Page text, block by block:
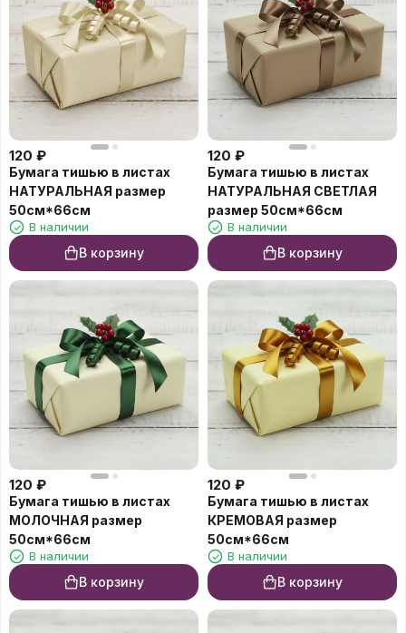
120 ₽
Бумага тишью в листах
НАТУРАЛЬНАЯ размер
50см*66см
В наличии
В корзину
120 ₽
Бумага тишью в листах
НАТУРАЛЬНАЯ СВЕТЛАЯ
размер 50см*66см
В наличии
В корзину
120 ₽
Бумага тишью в листах
МОЛОЧНАЯ размер
50см*66см
В наличии
В корзину
120 ₽
Бумага тишью в листах
КРЕМОВАЯ размер
50см*66см
В наличии
В корзину